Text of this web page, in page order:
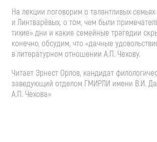
На лекции поговорим о талантливых
и Линтварёвых, о том, чем были
тихие» дни и какие семейные трагедии
конечно, обсудим, что «дачные
в литературном отношении А.П. Чехову.
Читает Эрнест Орлов, кандидат
заведующий отделом ГМИРЛИ имени В.И.
А.П. Чехова»